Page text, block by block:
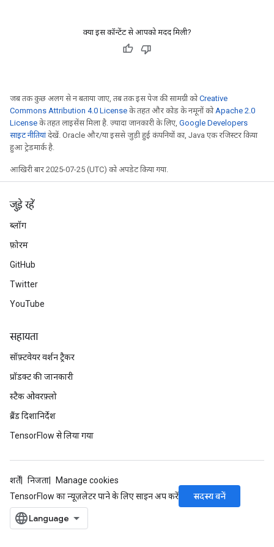
क्या इस कॉन्टेंट से आपको मदद मिली?
जब तक कुछ अलग से न बताया जाए, तब तक इस पेज की सामग्री कोCreative
Commons Attribution 4.0 License के तहत और कोड के नमूनों को Apache 2.0
License के तहत लाइसेंस मिला है. ज़्यादा जानकारी के लिए, Google Developers
साइट नीतियांदेखें. Oracle और/या इससे जुड़ी हुई कंपनियों का, Java एक रजिस्टर किया
हुआ ट्रेडमार्क है.
आखिरी बार 2025-07-25 (UTC) को अपडेट किया गया.
जुड़े रहें
ब्लॉग
फ़ोरम
GitHub
Twitter
YouTube
सहायता
सॉफ़्टवेयर वर्शन ट्रैकर
प्रॉडक्ट की जानकारी
स्टैक ओवरफ़्लो
ब्रैंड दिशानिर्देश
TensorFlow से लिया गया
शर्तें निजता
Manage cookies
TensorFlow का न्यूज़लेटर पाने के लिए साइन अप करें
सदस्य बनें